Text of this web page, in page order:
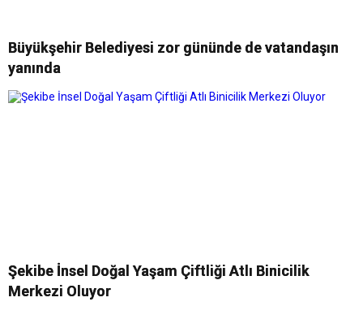
Büyükşehir Belediyesi zor gününde de vatandaşın
yanında
Şekibe İnsel Doğal Yaşam Çiftliği Atlı Binicilik
Merkezi Oluyor